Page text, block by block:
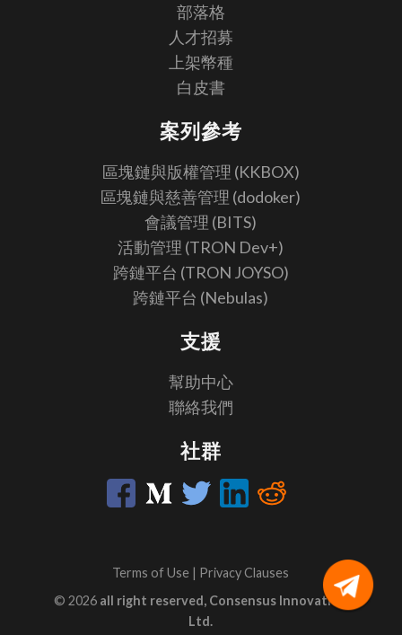
部落格
人才招募
上架幣種
白皮書
案列參考
區塊鏈與版權管理 (KKBOX)
區塊鏈與慈善管理 (dodoker)
會議管理 (BITS)
活動管理 (TRON Dev+)
跨鏈平台 (TRON JOYSO)
跨鏈平台 (Nebulas)
支援
幫助中心
聯絡我們
社群
Terms of Use | Privacy Clauses
© 2026 all right reserved, Consensus Innovation
Ltd.